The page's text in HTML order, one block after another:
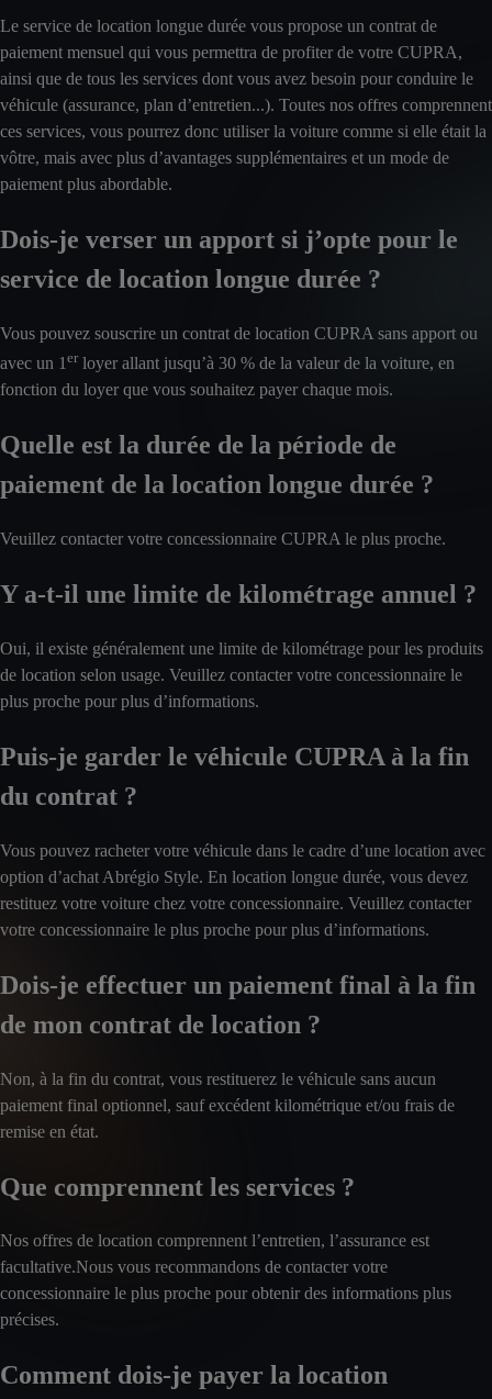
Le service de location longue durée vous propose un contrat de
paiement mensuel qui vous permettra de profiter de votre CUPRA,
ainsi que de tous les services dont vous avez besoin pour conduire le
véhicule (assurance, plan d’entretien...). Toutes nos offres comprennent
ces services, vous pourrez donc utiliser la voiture comme si elle était la
vôtre, mais avec plus d’avantages supplémentaires et un mode de
paiement plus abordable.
Dois-je verser un apport si j’opte pour le
service de location longue durée ?
Vous pouvez souscrire un contrat de location CUPRA sans apport ou
avec un 1erloyer allant jusqu’à 30 % de la valeur de la voiture, en
fonction du loyer que vous souhaitez payer chaque mois.
Quelle est la durée de la période de
paiement de la location longue durée ?
Veuillez contacter votre concessionnaire CUPRA le plus proche.
Y a-t-il une limite de kilométrage annuel ?
Oui, il existe généralement une limite de kilométrage pour les produits
de location selon usage. Veuillez contacter votre concessionnaire le
plus proche pour plus d’informations.
Puis-je garder le véhicule CUPRA à la fin
du contrat ?
Vous pouvez racheter votre véhicule dans le cadre d’une location avec
option d’achat Abrégio Style. En location longue durée, vous devez
restituez votre voiture chez votre concessionnaire. Veuillez contacter
votre concessionnaire le plus proche pour plus d’informations.
Dois-je effectuer un paiement final à la fin
de mon contrat de location ?
Non, à la fin du contrat, vous restituerez le véhicule sans aucun
paiement final optionnel, sauf excédent kilométrique et/ou frais de
remise en état.
Que comprennent les services ?
Nos offres de location comprennent l’entretien, l’assurance est
facultative.Nous vous recommandons de contacter votre
concessionnaire le plus proche pour obtenir des informations plus
précises.
Comment dois-je payer la location